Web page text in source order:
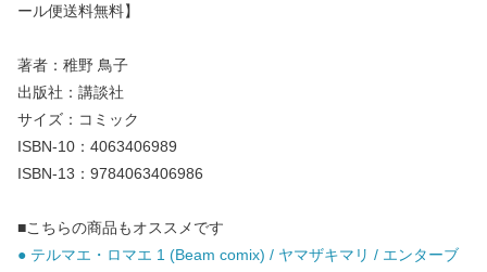
ール便送料無料】
著者：稚野 鳥子
出版社：講談社
サイズ：コミック
ISBN-10：4063406989
ISBN-13：9784063406986
■こちらの商品もオススメです
● テルマエ・ロマエ 1 (Beam comix) / ヤマザキマリ / エンターブ